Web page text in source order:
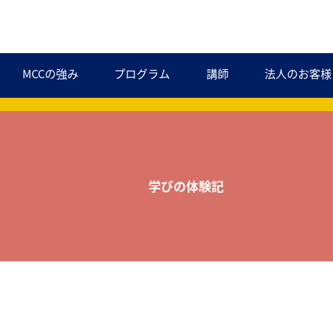
MCCの強み プログラム 講師 法人のお客様
学びの体験記